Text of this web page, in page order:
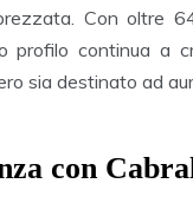
Con oltre
profilo continua a
sia destinato ad
con